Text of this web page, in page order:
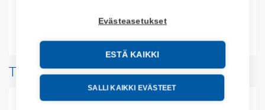
Evästeasetukset
ESTÄ KAIKKI
SALLI KAIKKI EVÄSTEET
Tuotteita samalta valmistajalta